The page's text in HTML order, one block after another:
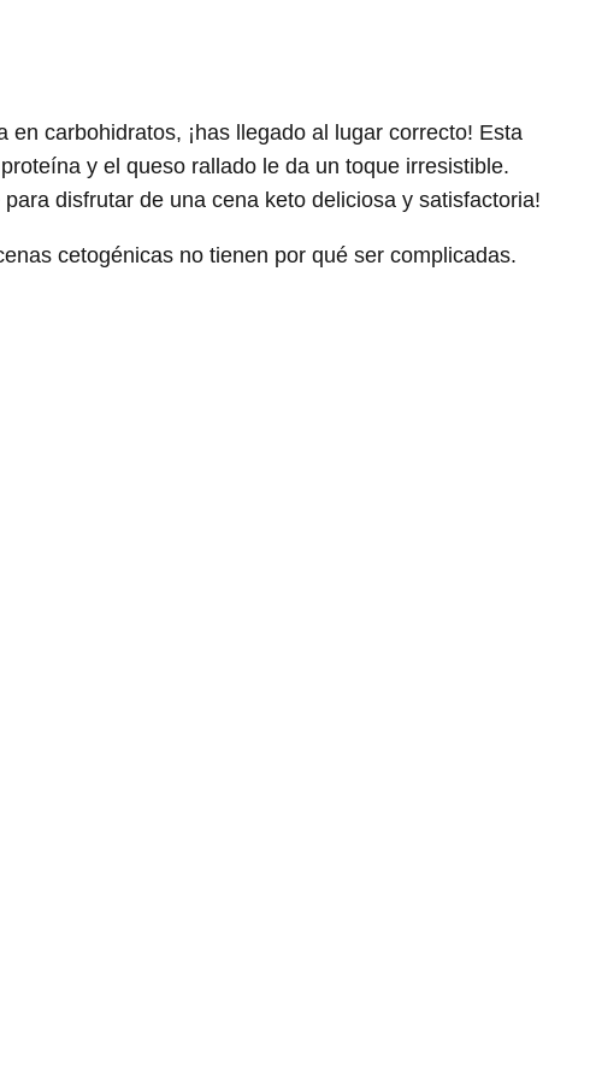
carbohidratos, ¡has llegado al lugar correcto! Esta
y el queso rallado le da un toque irresistible.
disfrutar de una cena keto deliciosa y satisfactoria!
cetogénicas no tienen por qué ser complicadas.